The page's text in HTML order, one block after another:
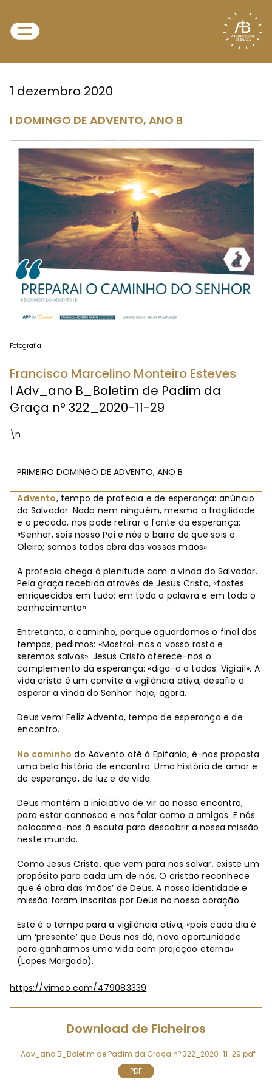
1 dezembro 2020
I DOMINGO DE ADVENTO, ANO B
Fotografia
Francisco Marcelino Monteiro Esteves
I Adv_ano B_Boletim de Padim da
Graça nº 322_2020-11-29
\n
PRIMEIRO DOMINGO DE ADVENTO, ANO B
Advento, tempo de profecia e de esperança: anúncio
do Salvador. Nada nem ninguém, mesmo a fragilidade
e o pecado, nos pode retirar a fonte da esperança:
«Senhor, sois nosso Pai e nós o barro de que sois o
Oleiro; somos todos obra das vossas mãos».
A profecia chega à plenitude com a vinda do Salvador.
Pela graça recebida através de Jesus Cristo, «fostes
enriquecidos em tudo: em toda a palavra e em todo o
conhecimento».
Entretanto, a caminho, porque aguardamos o final dos
tempos, pedimos: «Mostrai-nos o vosso rosto e
seremos salvos». Jesus Cristo oferece-nos o
complemento da esperança: «digo-o a todos: Vigiai!». A
vida cristã é um convite à vigilância ativa, desafio a
esperar a vinda do Senhor: hoje, agora.
Deus vem! Feliz Advento, tempo de esperança e de
encontro.
No caminho do Advento até à Epifania, é-nos proposta
uma bela história de encontro. Uma história de amor e
de esperança, de luz e de vida.
Deus mantém a iniciativa de vir ao nosso encontro,
para estar connosco e nos falar como a amigos. E nós
colocamo-nos à escuta para descobrir a nossa missão
neste mundo.
Como Jesus Cristo, que vem para nos salvar, existe um
propósito para cada um de nós. O cristão reconhece
que é obra das ‘mãos’ de Deus. A nossa identidade e
missão foram inscritas por Deus no nosso coração.
Este é o tempo para a vigilância ativa, «pois cada dia é
um ‘presente’ que Deus nos dá, nova oportunidade
para ganharmos uma vida com projeção eterna»
(Lopes Morgado).
https://vimeo.com/479083339
Download de Ficheiros
I Adv_ano B_Boletim de Padim da Graça nº 322_2020-11-29.pdf
PDF